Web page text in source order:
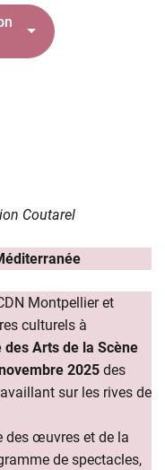
un nouvel onglet)
Coutarel
Montpellier et
culturels à
des Arts de la Scène
2025 des
sur les rives de
des œuvres et de la
de spectacles,